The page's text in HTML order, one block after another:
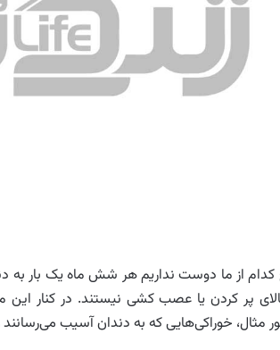
از ما دوست نداریم هر شش ماه یک بار به
پر کردن یا عصب کشی نیستند. در کنار این
مثال، خوراکی‌هایی که به دندان آسیب می‌رسانند